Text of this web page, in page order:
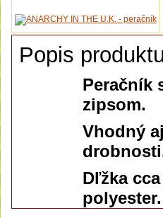
Popis
Peračník
zipsom.
Vhodný
Dľžka
polyester.